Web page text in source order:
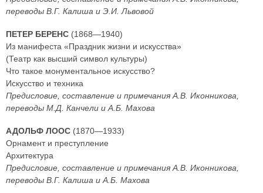
переводы В.Г. Калиша и Э.И. Львовой
ПЕТЕР БЕРЕНС (1868—1940)
Из манифеста «Праздник жизни и искусства»
(Театр как высший символ культуры)
Что такое монументальное искусство?
Искусство и техника
Предисловие, составление и примечания А.В. Иконникова,
переводы М.Д. Канчели и А.Б. Махова
АДОЛЬФ ЛООС (1870—1933)
Орнамент и преступление
Архитектура
Предисловие, составление и примечания А.В. Иконникова,
переводы В.Г. Калиша и А.Б. Махова